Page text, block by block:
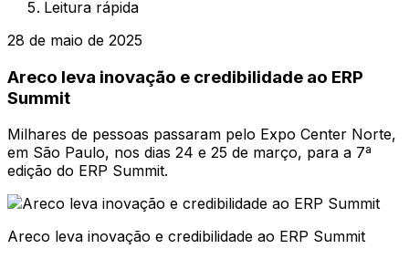
Leitura rápida
28 de maio de 2025
Areco leva inovação e credibilidade ao ERP
Summit
Milhares de pessoas passaram pelo Expo Center Norte,
em São Paulo, nos dias 24 e 25 de março, para a 7ª
edição do ERP Summit.
Areco leva inovação e credibilidade ao ERP Summit